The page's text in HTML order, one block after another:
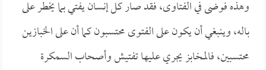
وهذه فوضى في الفتاوى، فقد صار كل إنسان يفتي بما يخطر على
باله، وينبغي أن يكون على الفتوى محتسبون كما أن على الخبازين
محتسبين، فالمخابز يجري عليها تفتيش وأصحاب السمكرة